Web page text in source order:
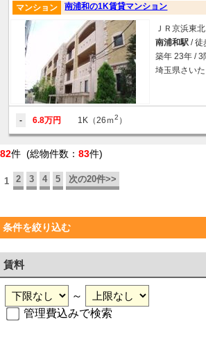
南浦和の1K賃貸マンション
マンション
ＪＲ京浜東
南浦和駅 / 徒
築年 23年 / 3
埼玉県さい
- 6.8万円 1K（26ｍ2 ）
82件 (総物件数： 83件)
1 2 3 4 5 次の20件>>
条件を絞り込む
賃料
～
管理費込みで検索